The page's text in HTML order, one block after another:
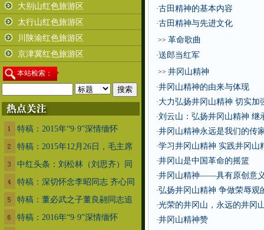
大别山红色旅游区
太行山红色旅游区
川陕渝红色旅游区
京津冀红色旅游区
本站检索：
特稿：2015年“9·9”深情缅怀
特稿：2015年12月26日，毛主席
中红头条：刘松林（刘思齐）同
特稿：深切怀念李昭同志 齐心同
特稿：董必武之子董良翮同志追
特稿：2016年“9·9”深情缅怀
·古田精神的基本内容
·古田精神与先进文化
>> 革命歌曲
·送郎当红军
>> 井冈山精神
·井冈山精神的由来与体现
·大力弘扬井冈山精神 切实加
·刘云山：弘扬井冈山精神 继
·井冈山精神永远是我们的传
·学习井冈山精神 实践井冈山
·井冈山是中国革命的摇篮
·井冈山精神——具有原创意
·弘扬井冈山精神 争做荣辱观
·光荣的井冈山，永远的井冈
·井冈山精神赞